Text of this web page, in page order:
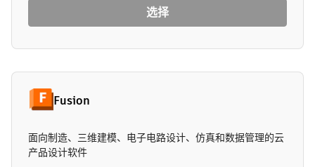
选择
Fusion
面向制造、三维建模、电子电路设计、仿真和数据管理的云
产品设计软件